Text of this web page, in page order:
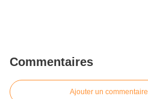
Commentaires
Ajouter un commentaire